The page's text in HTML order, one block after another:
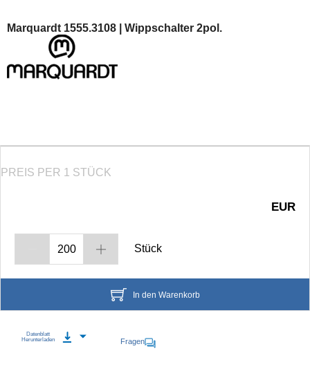
Marquardt 1555.3108 | Wippschalter 2pol.
PREIS PER 1 STÜCK
EUR
Stück
In den Warenkorb
Datenblatt
Herunterladen
Fragen